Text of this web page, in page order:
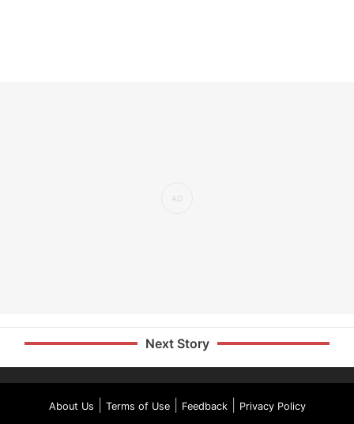
Next Story
About Us Terms of Use| Feedback| Privacy Policy